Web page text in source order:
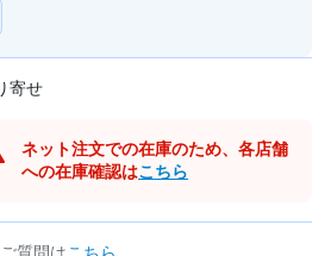
寄せ
ネット注文での在庫のため、各店舗
への在庫確認はこちら